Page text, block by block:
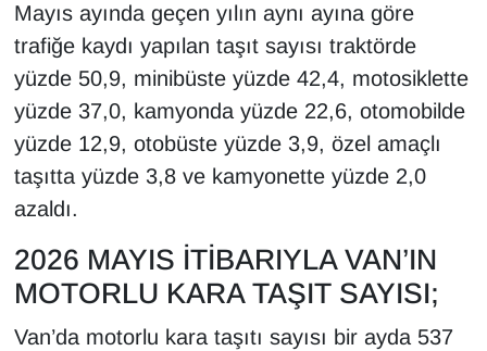
Mayıs ayında geçen yılın aynı ayına göre
trafiğe kaydı yapılan taşıt sayısı traktörde
yüzde 50,9, minibüste yüzde 42,4, motosiklette
yüzde 37,0, kamyonda yüzde 22,6, otomobilde
yüzde 12,9, otobüste yüzde 3,9, özel amaçlı
taşıtta yüzde 3,8 ve kamyonette yüzde 2,0
azaldı.
2026 MAYIS İTİBARIYLA VAN’IN
MOTORLU KARA TAŞIT SAYISI;
Van’da motorlu kara taşıtı sayısı bir ayda 537
Seri İlan
Sinema - TV
SİYASET
SPOR
TEBRİK